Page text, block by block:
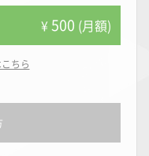
¥500 (月額)
ちら